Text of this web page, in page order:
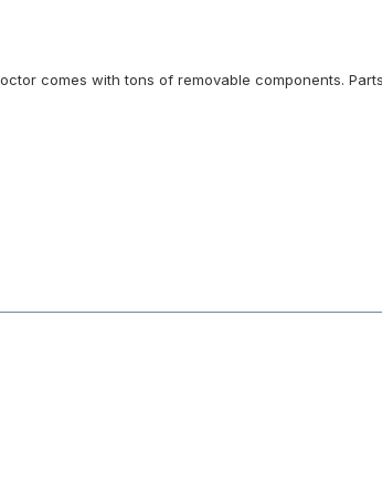
comes with tons of removable components.